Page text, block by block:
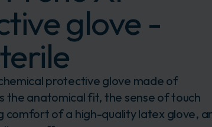
glove -
protective glove made of
the anatomical fit, the sense of touch
comfort of a high-quality latex glove,